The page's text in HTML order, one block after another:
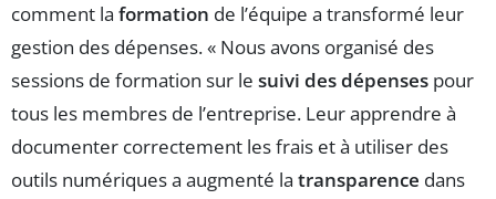
comment la formation de l’équipe a transformé leur
gestion des dépenses. « Nous avons organisé des
sessions de formation sur le suivi des dépenses pour
tous les membres de l’entreprise. Leur apprendre à
documenter correctement les frais et à utiliser des
outils numériques a augmenté la transparence dans